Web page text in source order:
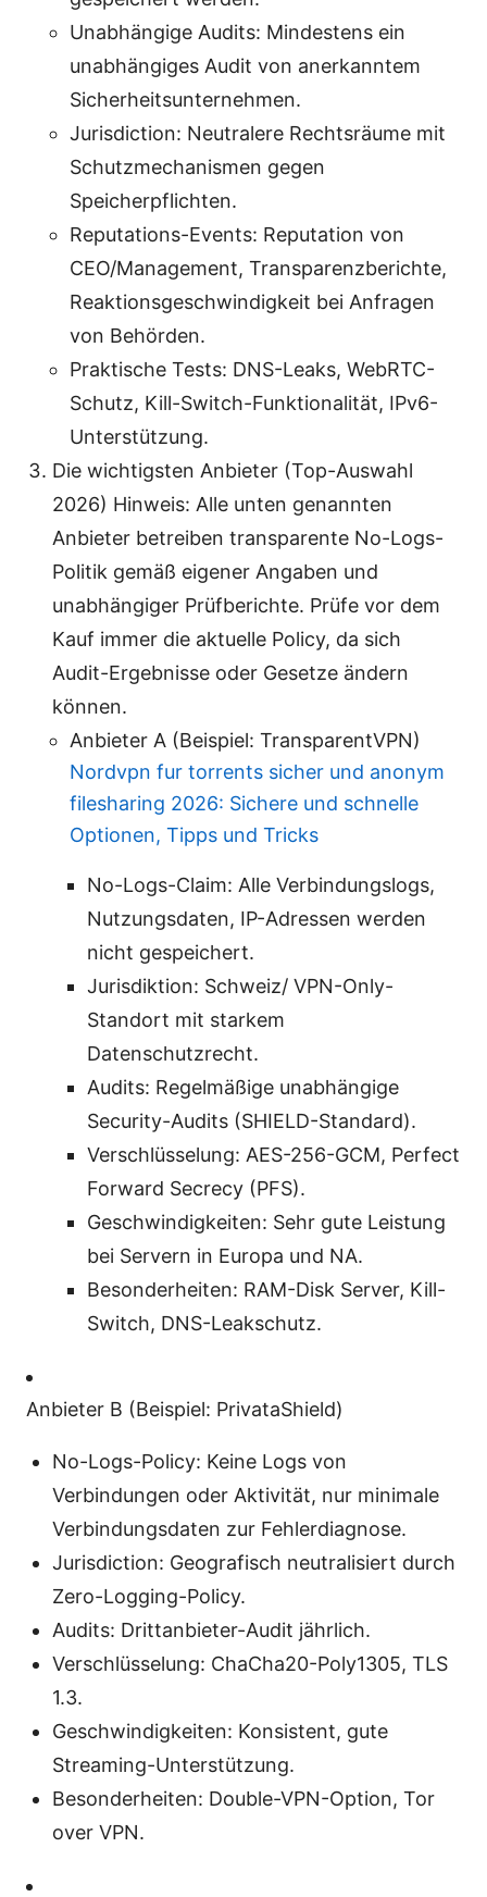
Unabhängige Audits: Mindestens ein
unabhängiges Audit von anerkanntem
Sicherheitsunternehmen.
Jurisdiction: Neutralere Rechtsräume mit
Schutzmechanismen gegen
Speicherpflichten.
Reputations-Events: Reputation von
CEO/Management, Transparenzberichte,
Reaktionsgeschwindigkeit bei Anfragen
von Behörden.
Praktische Tests: DNS-Leaks, WebRTC-
Schutz, Kill-Switch-Funktionalität, IPv6-
Unterstützung.
Die wichtigsten Anbieter (Top-Auswahl
2026) Hinweis: Alle unten genannten
Anbieter betreiben transparente No-Logs-
Politik gemäß eigener Angaben und
unabhängiger Prüfberichte. Prüfe vor dem
Kauf immer die aktuelle Policy, da sich
Audit-Ergebnisse oder Gesetze ändern
können.
Anbieter A (Beispiel: TransparentVPN)
Nordvpn fur torrents sicher und anonym
filesharing 2026: Sichere und schnelle
Optionen, Tipps und Tricks
No-Logs-Claim: Alle Verbindungslogs,
Nutzungsdaten, IP-Adressen werden
nicht gespeichert.
Jurisdiktion: Schweiz/ VPN-Only-
Standort mit starkem
Datenschutzrecht.
Audits: Regelmäßige unabhängige
Security-Audits (SHIELD-Standard).
Verschlüsselung: AES-256-GCM, Perfect
Forward Secrecy (PFS).
Geschwindigkeiten: Sehr gute Leistung
bei Servern in Europa und NA.
Besonderheiten: RAM-Disk Server, Kill-
Switch, DNS-Leakschutz.
Anbieter B (Beispiel: PrivataShield)
No-Logs-Policy: Keine Logs von
Verbindungen oder Aktivität, nur minimale
Verbindungsdaten zur Fehlerdiagnose.
Jurisdiction: Geografisch neutralisiert durch
Zero-Logging-Policy.
Audits: Drittanbieter-Audit jährlich.
Verschlüsselung: ChaCha20-Poly1305, TLS
1.3.
Geschwindigkeiten: Konsistent, gute
Streaming-Unterstützung.
Besonderheiten: Double-VPN-Option, Tor
over VPN.